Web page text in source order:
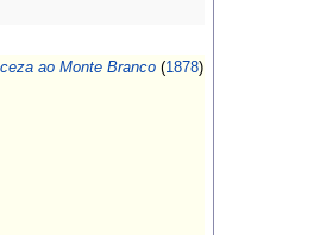
ao Monte Branco(1878)